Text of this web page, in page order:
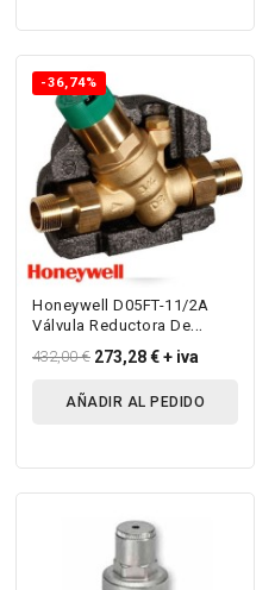
-36,74%
Honeywell D05FT-11/2A
Válvula Reductora De
Manométrica...
432,00 € 273,28 €+ iva
AÑADIR AL PEDIDO